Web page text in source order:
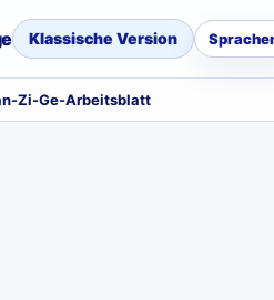
Klassische Version
Zi-Ge-Arbeitsblatt